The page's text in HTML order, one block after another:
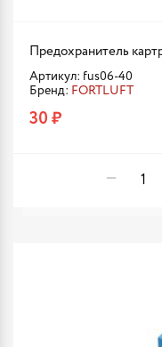
Предохранитель
Артикул: fus06-40
Бренд: FORTLUFT
30 ₽